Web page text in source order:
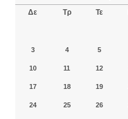
Δε Τρ Τε
3 4 5
10 11 12
17 18 19
24 25 26